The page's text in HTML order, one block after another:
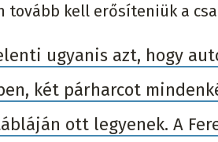
tovább kell erősíteniük a
ugyanis azt, hogy
két párharcot
ott legyenek. A